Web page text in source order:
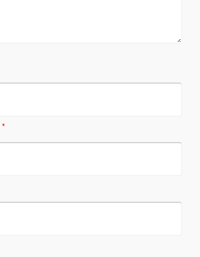
*